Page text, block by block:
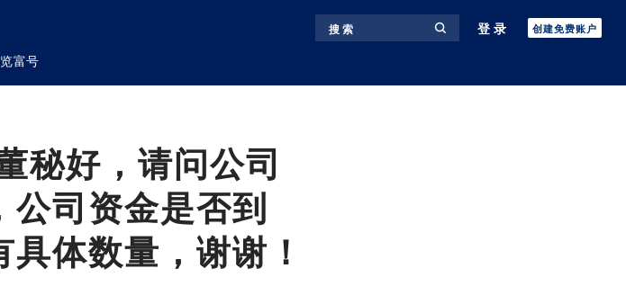
搜 索 登录 创建免费账户
览富号
秘好，请问公司
司资金是否到
体数量，谢谢！